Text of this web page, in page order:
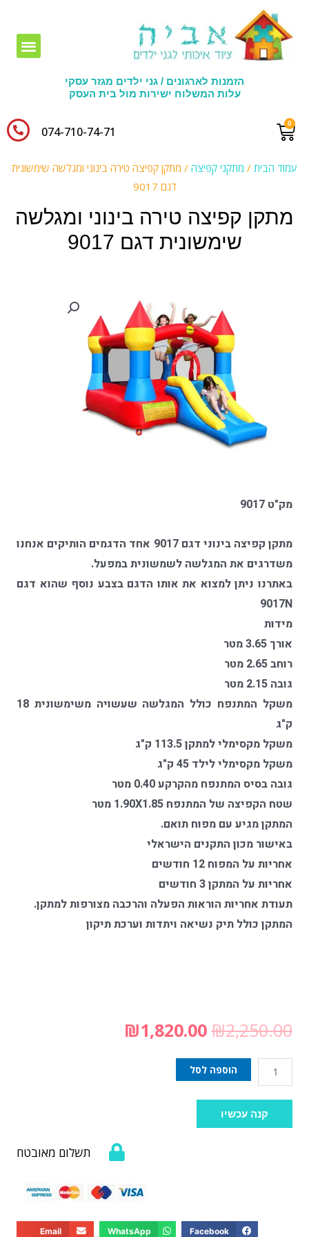
הזמנות לארגונים / גני ילדים מגזר עסקי
עלות המשלוח ישירות מול בית העסק
074-710-74-71​
עמוד הבית / מתקני קפיצה / מתקן קפיצה טירה בינוני ומגלשה שימשונית
דגם 9017
מתקן קפיצה טירה בינוני ומגלשה
שימשונית דגם 9017
מק"ט 9017
מתקן קפיצה בינוני דגם 9017 אחד הדגמים הותיקים אנחנו
משדרגים את המגלשה לשמשונית במפעל.
באתרנו ניתן למצוא את אותו הדגם בצבע נוסף שהוא דגם
9017N
מידות
אורך 3.65 מטר
רוחב 2.65 מטר
גובה 2.15 מטר
משקל המתנפח כולל המגלשה שעשויה משימשונית 18
ק"ג
משקל מקסימלי למתקן 113.5 ק"ג
משקל מקסימלי לילד 45 ק"ג
גובה בסיס המתנפח מהקרקע 0.40 מטר
שטח הקפיצה של המתנפח 1.90X1.85 מטר
המתקן מגיע עם מפוח תואם.
באישור מכון התקנים הישראלי
אחריות על המפוח 12 חודשים
אחריות על המתקן 3 חודשים
תעודת אחריות הוראות הפעלה והרכבה מצורפות למתקן.
המתקן כולל תיק נשיאה ויתדות וערכת תיקון
₪2,250.00
₪1,820.00
הוספה לסל
קנה עכשיו
תשלום מאובטח
Facebook
WhatsApp
Email